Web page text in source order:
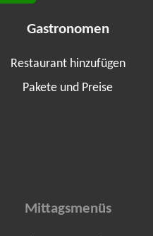
Gastronomen
Restaurant hinzufügen
Pakete und Preise
Mittagsmenüs